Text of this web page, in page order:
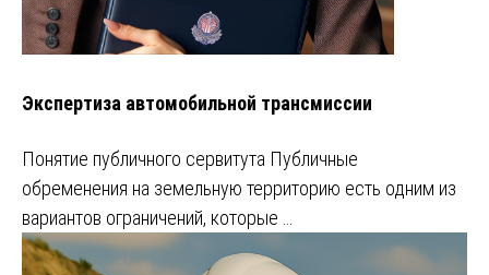
Экспертиза автомобильной трансмиссии
Понятие публичного сервитута Публичные
обременения на земельную территорию есть одним из
вариантов ограничений, которые …